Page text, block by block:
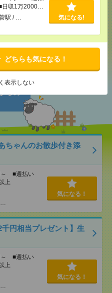
収1万2000円
駅 / … 気になる!
どちらも気になる！
表示しない
で送る
ト
ちゃんのお散歩付き添
～ ■週払い
上
…
気になる！
円相当プレゼント】生
～ ■週払い
上
…
気になる！